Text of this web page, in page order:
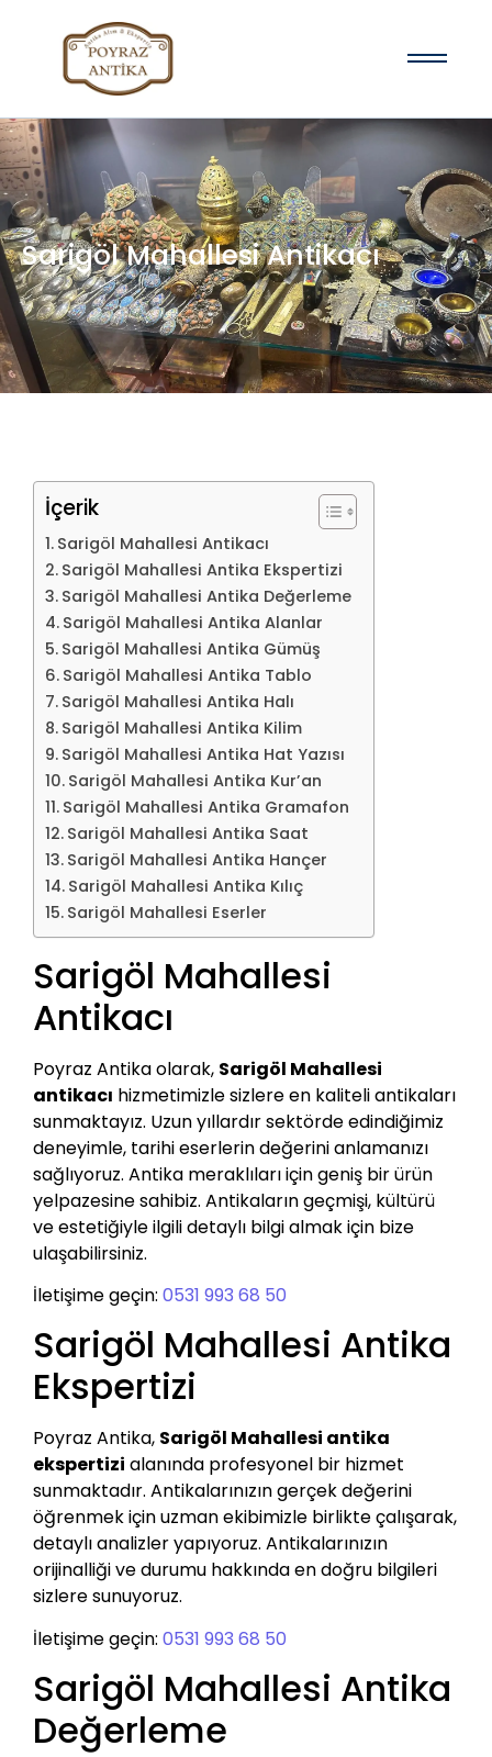
Sarigöl Mahallesi Antikacı
İçerik
Sarigöl Mahallesi Antikacı
Sarigöl Mahallesi Antika Ekspertizi
Sarigöl Mahallesi Antika Değerleme
Sarigöl Mahallesi Antika Alanlar
Sarigöl Mahallesi Antika Gümüş
Sarigöl Mahallesi Antika Tablo
Sarigöl Mahallesi Antika Halı
Sarigöl Mahallesi Antika Kilim
Sarigöl Mahallesi Antika Hat Yazısı
Sarigöl Mahallesi Antika Kur’an
Sarigöl Mahallesi Antika Gramafon
Sarigöl Mahallesi Antika Saat
Sarigöl Mahallesi Antika Hançer
Sarigöl Mahallesi Antika Kılıç
Sarigöl Mahallesi Eserler
Sarigöl Mahallesi
Antikacı
Poyraz Antika olarak, Sarigöl Mahallesi
antikacı hizmetimizle sizlere en kaliteli antikaları
sunmaktayız. Uzun yıllardır sektörde edindiğimiz
deneyimle, tarihi eserlerin değerini anlamanızı
sağlıyoruz. Antika meraklıları için geniş bir ürün
yelpazesine sahibiz. Antikaların geçmişi, kültürü
ve estetiğiyle ilgili detaylı bilgi almak için bize
ulaşabilirsiniz.
İletişime geçin: 0531 993 68 50
Sarigöl Mahallesi Antika
Ekspertizi
Poyraz Antika, Sarigöl Mahallesi antika
ekspertizi alanında profesyonel bir hizmet
sunmaktadır. Antikalarınızın gerçek değerini
öğrenmek için uzman ekibimizle birlikte çalışarak,
detaylı analizler yapıyoruz. Antikalarınızın
orijinalliği ve durumu hakkında en doğru bilgileri
sizlere sunuyoruz.
İletişime geçin: 0531 993 68 50
Sarigöl Mahallesi Antika
Değerleme